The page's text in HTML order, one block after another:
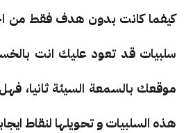
كيفما كانت بدون هدف فقط من
سلبيات قد تعود عليك انت
موقعك بالسمعة السيئة ثانيا،
هذه السلبيات و تحويلها لنقاط